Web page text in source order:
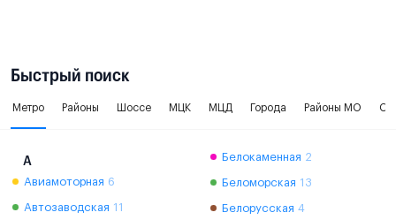
Быстрый поиск
Метро Районы Шоссе МЦК МЦД Города Районы МО
А
Авиамоторная 6
Автозаводская 11
Белокаменная 2
Беломорская 13
Белорусская 4